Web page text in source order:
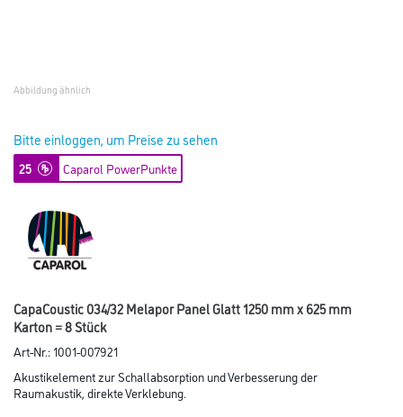
Abbildung ähnlich
Bitte einloggen, um Preise zu sehen
25 Caparol PowerPunkte
CapaCoustic 034/32 Melapor Panel Glatt 1250 mm x 625 mm
Karton = 8 Stück
Art-Nr.:1001-007921
Akustikelement zur Schallabsorption und Verbesserung der
Raumakustik, direkte Verklebung.